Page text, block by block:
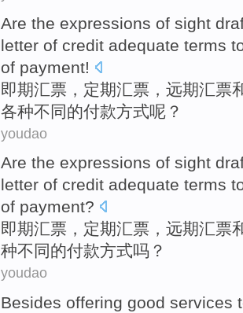
Are the expressions of sight
letter of credit adequate terms
of payment!
即期汇票 ，定期汇票， 远期汇票
各种不同的付款方式呢？
youdao
Are the expressions of sight
letter of credit adequate terms
of payment?
即期汇票 ，定期汇票 ， 远期汇票
种不同的付款方式吗？
youdao
Besides offering good services